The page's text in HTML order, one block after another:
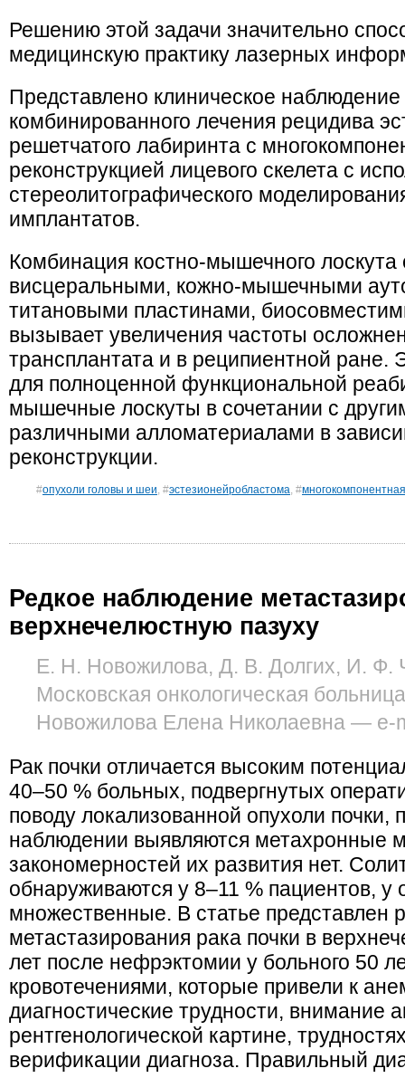
Решению этой задачи значительно
медицинскую практику лазерных
Представлено клиническое
комбинированного лечения рецидива
решетчатого лабиринта с
реконструкцией лицевого скелета с
стереолитографического
имплантатов.
Комбинация костно-мышечного лоскута
висцеральными, кожно-мышечными
титановыми пластинами,
вызывает увеличения частоты
трансплантата и в реципиентной ране.
для полноценной функциональной
мышечные лоскуты в сочетании с
различными алломатериалами в
реконструкции.
#опухоли головы и шеи, #эстезионейробластома, #
Редкое наблюдение
верхнечелюстную пазуху
Е. Н. Новожилова, Д. В. Долгих, И. Ф.
Московская онкологическая
Новожилова Елена Николаевна — e-
Рак почки отличается высоким
40–50 % больных, подвергнутых
поводу локализованной опухоли
наблюдении выявляются метахронные
закономерностей их развития нет.
обнаруживаются у 8–11 % пациентов,
множественные. В статье представлен
метастазирования рака почки в
лет после нефрэктомии у больного 50
кровотечениями, которые привели к
диагностические трудности, внимание
рентгенологической картине,
верификации диагноза. Правильный